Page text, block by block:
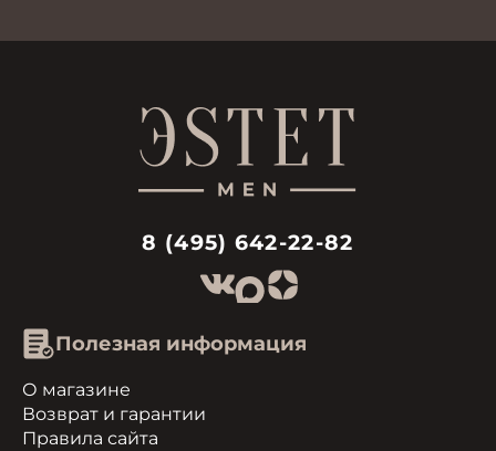
8 (495) 642-22-82
Полезная информация
О магазине
Возврат и гарантии
Правила сайта